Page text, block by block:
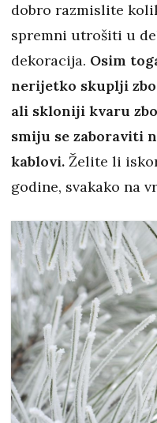
dobro razmislite
spremni utrošiti u
dekoracija. Osim
nerijetko skuplji
ali skloniji kvaru
smiju se zaboraviti
kablovi. Želite li
godine, svakako na